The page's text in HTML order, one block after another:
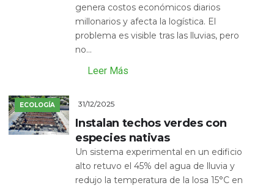
genera costos económicos diarios
millonarios y afecta la logística. El
problema es visible tras las lluvias, pero
no...
Leer Más
ECOLOGÍA 31/12/2025
Instalan techos verdes con
especies nativas
Un sistema experimental en un edificio
alto retuvo el 45% del agua de lluvia y
redujo la temperatura de la losa 15°C en